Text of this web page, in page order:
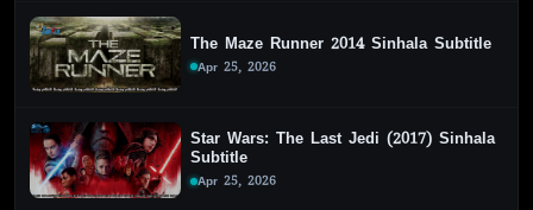
The Maze Runner 2014 Sinhala Subtitle
Apr 25, 2026
Star Wars: The Last Jedi (2017) Sinhala
Subtitle
Apr 25, 2026